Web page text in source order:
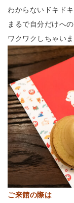
わからないドキド
まるで自分だけへ
ワクワクしちゃい
ご来館の際は